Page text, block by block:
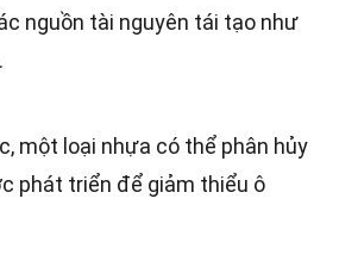
nguồn tài nguyên tái tạo như
một loại nhựa có thể phân hủy
phát triển để giảm thiểu ô